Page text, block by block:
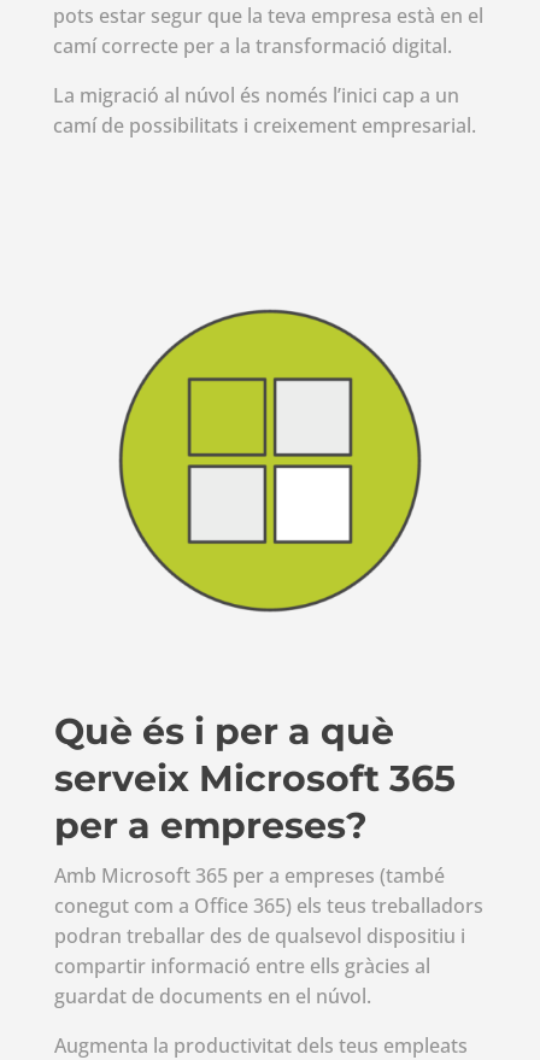
pots estar segur que la teva empresa està en el
camí correcte per a la transformació digital.
La migració al núvol és només l’inici cap a un
camí de possibilitats i creixement empresarial.
Què és i per a què
serveix Microsoft 365
per a empreses?
Amb Microsoft 365 per a empreses (també
conegut com a Office 365) els teus treballadors
podran treballar des de qualsevol dispositiu i
compartir informació entre ells gràcies al
guardat de documents en el núvol.
Augmenta la productivitat dels teus empleats